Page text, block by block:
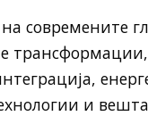
современите
и